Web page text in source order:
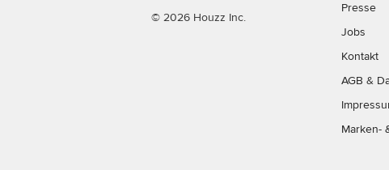
auswählen
© 2026 Houzz Inc.
Presse
Jobs
Kontakt
AGB &
Marken-